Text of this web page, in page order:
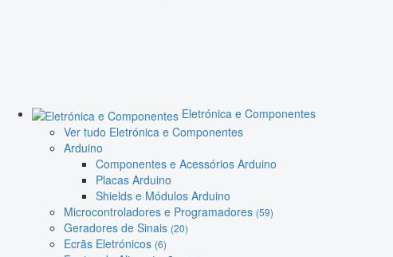
Eletrónica e Componentes
Ver tudo Eletrónica e Componentes
Arduino
Componentes e Acessórios Arduino
Placas Arduino
Shields e Módulos Arduino
Microcontroladores e Programadores (59)
Geradores de Sinais (20)
Ecrãs Eletrónicos (6)